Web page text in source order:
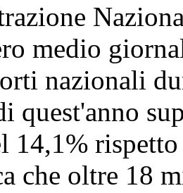
medio
nazionali
quest'anno
14,1%
che oltre 18